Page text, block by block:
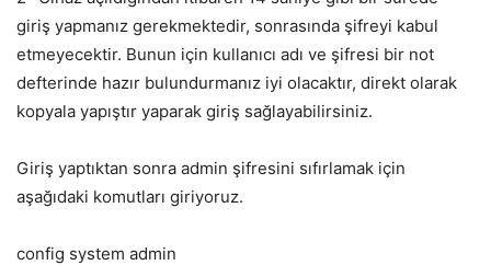
giriş yapmanız gerekmektedir, sonrasında şifreyi kabul
etmeyecektir. Bunun için kullanıcı adı ve şifresi bir not
defterinde hazır bulundurmanız iyi olacaktır, direkt olarak
kopyala yapıştır yaparak giriş sağlayabilirsiniz.
Giriş yaptıktan sonra admin şifresini sıfırlamak için
aşağıdaki komutları giriyoruz.
config system admin